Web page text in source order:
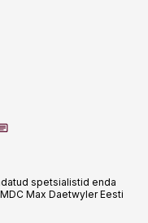
spetsialistid enda
Max Daetwyler Eesti